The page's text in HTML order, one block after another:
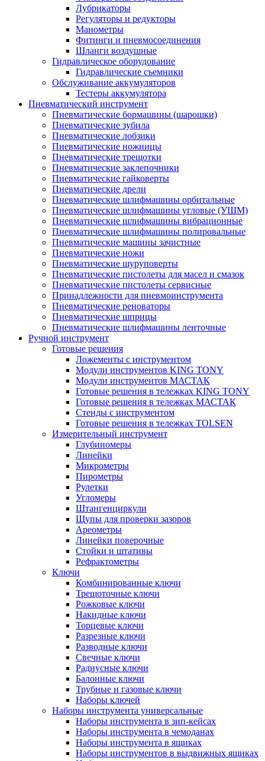
Лубрикаторы
Регуляторы и редукторы
Манометры
Фитинги и пневмосоединения
Шланги воздушные
Гидравлическое оборудование
Гидравлические съемники
Обслуживание аккумуляторов
Тестеры аккумулятора
Пневматический инструмент
Пневматические бормашины (шарошки)
Пневматические зубила
Пневматические лобзики
Пневматические ножницы
Пневматические трещотки
Пневматические заклепочники
Пневматические гайковерты
Пневматические дрели
Пневматические шлифмашины орбитальные
Пневматические шлифмашины угловые (УШМ)
Пневматические шлифмашины вибрационные
Пневматические шлифмашины полировальные
Пневматические машины зачистные
Пневматические ножи
Пневматические шуруповерты
Пневматические пистолеты для масел и смазок
Пневматические пистолеты сервисные
Принадлежности для пневмоинструмента
Пневматические реноваторы
Пневматические шприцы
Пневматические шлифмашины ленточные
Ручной инструмент
Готовые решения
Ложементы с инструментом
Модули инструментов KING TONY
Модули инструментов МАСТАК
Готовые решения в тележках KING TONY
Готовые решения в тележках МАСТАК
Стенды с инструментом
Готовые решения в тележках TOLSEN
Измерительный инструмент
Глубиномеры
Линейки
Микрометры
Пирометры
Рулетки
Угломеры
Штангенциркули
Щупы для проверки зазоров
Ареометры
Линейки поверочные
Стойки и штативы
Рефрактометры
Ключи
Комбинированные ключи
Трещоточные ключи
Рожковые ключи
Накидные ключи
Торцевые ключи
Разрезные ключи
Разводные ключи
Свечные ключи
Радиусные ключи
Балонные ключи
Трубные и газовые ключи
Наборы ключей
Наборы инструмента универсальные
Наборы инструмента в зип-кейсах
Наборы инструмента в чемоданах
Наборы инструмента в ящиках
Наборы инструментов в выдвижных ящиках